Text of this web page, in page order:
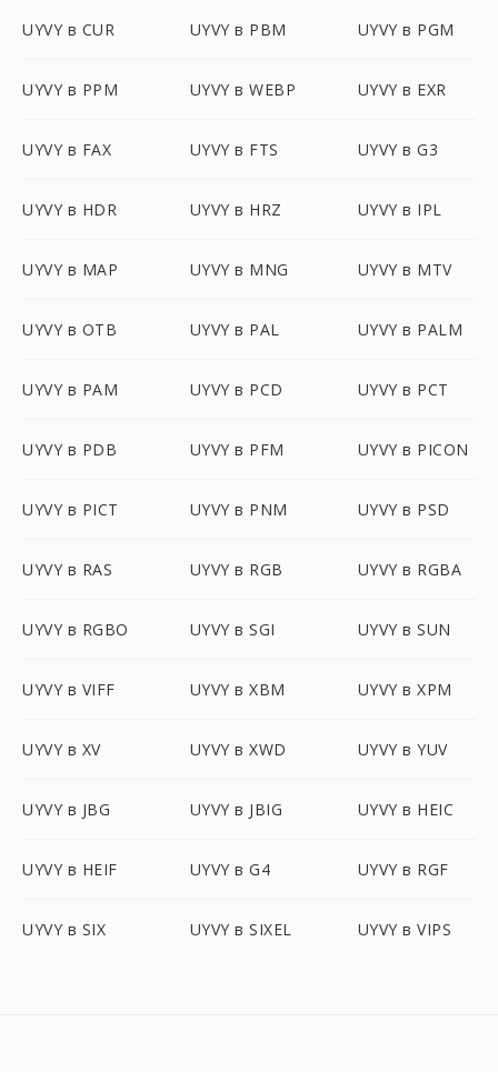
UYVY в CUR UYVY в PBM UYVY в PGM
UYVY в PPM UYVY в WEBP UYVY в EXR
UYVY в FAX UYVY в FTS UYVY в G3
UYVY в HDR UYVY в HRZ UYVY в IPL
UYVY в MAP UYVY в MNG UYVY в MTV
UYVY в OTB UYVY в PAL UYVY в PALM
UYVY в PAM UYVY в PCD UYVY в PCT
UYVY в PDB UYVY в PFM UYVY в PICON
UYVY в PICT UYVY в PNM UYVY в PSD
UYVY в RAS UYVY в RGB UYVY в RGBA
UYVY в RGBO UYVY в SGI UYVY в SUN
UYVY в VIFF UYVY в XBM UYVY в XPM
UYVY в XV UYVY в XWD UYVY в YUV
UYVY в JBG UYVY в JBIG UYVY в HEIC
UYVY в HEIF UYVY в G4 UYVY в RGF
UYVY в SIX UYVY в SIXEL UYVY в VIPS